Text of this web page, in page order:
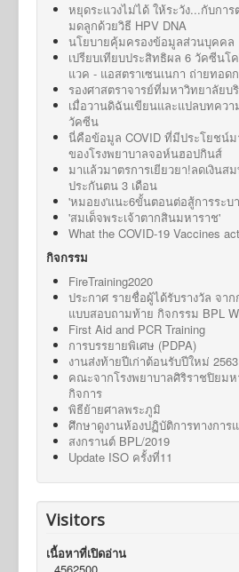
หยุดระแวงไม่ได้ ให้ระวัง...กับการ
มดลูกด้วยวิธี HPV DNA
นโยบายคุ้มครองข้อมูลส่วนบุคคล
เปรียบเทียบประสิทธิผล 6 วัคซีนโ
แวค - แอสตราเซนเนกา ถ่ายทอด
รองศาสตราจารย์ที่มหาวิทยาลัยบ
เมื่อวานดิฉันเขียนและแปลบทควา
วัคซีน
นี่คือข้อมูล COVID ที่มีประโยชน์ม
ของโรงพยาบาลจอห์นฮอปกินส์
มาแล้วมาตรการเยียวยา!ลดเงินส
ประกันตน 3 เดือน
'หมอยง'แนะ6ขั้นตอนต่อสู้การระบ
'สมเด็จพระเจ้าตากสินมหาราช'
What the COVID-19 Vaccines
กิจกรรม
FireTraining2020
ประกาศ รายชื่อผู้ได้รับรางวัล จา
แบบสอบถามท้าย กิจกรรม BPL
First Aid and PCR Training
การบรรยายพิเศษ (PDPA)
งานส่งท้ายปีเก่าต้อนรับปีใหม่ 2563
คณะจากโรงพยาบาลศิริราชปิยม
กิจการ
พิธีย้ายศาลพระภูมิ
ศึกษาดูงานห้องปฏิบัติการทางการ
สงกรานต์ BPL/2019
Update ISO ครั้งที่11
Visitors
เนื้อหาที่เปิดอ่าน